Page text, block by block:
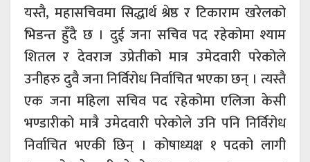
यस्तै, महासचिवमा सिद्धार्थ श्रेष्ठ र टिकाराम खरेलको
भिडन्त हुँदै छ । दुई जना सचिव पद रहेकोमा श्याम
शितल र देवराज उप्रेतीको मात्र उमेदवारी परेकोले
उनीहरु दुवै जना निर्विरोध निर्वाचित भएका छन् । त्यस्तै
एक जना महिला सचिव पद रहेकोमा एलिजा केसी
भण्डारीको मात्रै उमेदवारी परेकोले उनि पनि निर्विरोध
निर्वाचित भएकी छिन् । कोषाध्यक्ष १ पदको लागी